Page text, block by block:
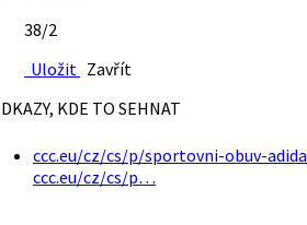
38/2
Uložit Zavřít
KDE TO SEHNAT
ccc.eu/cz/cs/p/sportovni-obuv-
ccc.eu/cz/cs/p…